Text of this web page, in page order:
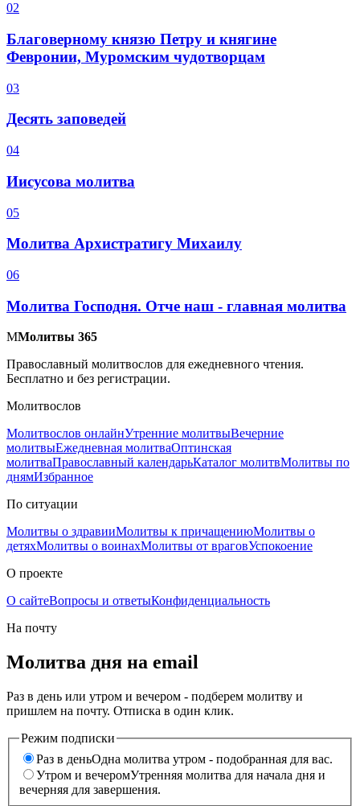
02
Благоверному князю Петру и княгине
Февронии, Муромским чудотворцам
03
Десять заповедей
04
Иисусова молитва
05
Молитва Архистратигу Михаилу
06
Молитва Господня. Отче наш - главная молитва
ММолитвы 365
Православный молитвослов для ежедневного чтения.
Бесплатно и без регистрации.
Молитвослов
Молитвослов онлайнУтренние молитвыВечерние
молитвыЕжедневная молитваОптинская
молитваПравославный календарьКаталог молитвМолитвы по
днямИзбранное
По ситуации
Молитвы о здравииМолитвы к причащениюМолитвы о
детяхМолитвы о воинахМолитвы от враговУспокоение
О проекте
О сайтеВопросы и ответыКонфиденциальность
На почту
Молитва дня на email
Раз в день или утром и вечером - подберем молитву и
пришлем на почту. Отписка в один клик.
Режим подписки
Раз в деньОдна молитва утром - подобранная для вас.
Утром и вечеромУтренняя молитва для начала дня и
вечерняя для завершения.